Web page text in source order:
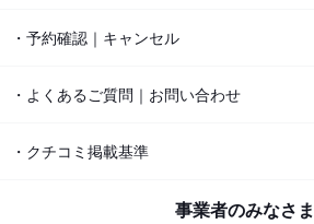
・予約確認｜キャンセル
・よくあるご質問｜お問い合わせ
・クチコミ掲載基準
事業者のみなさま